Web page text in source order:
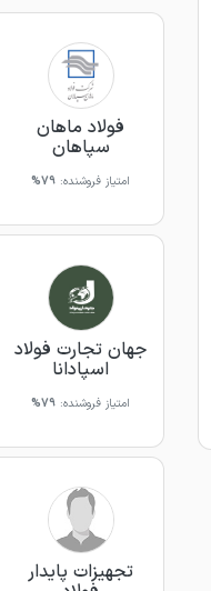
فولاد ماهان
سپاهان
امتیاز فروشنده: 79%
جهان تجارت فولاد
اسپادانا
امتیاز فروشنده: 79%
تجهیزات پایدار